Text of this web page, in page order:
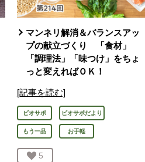
マンネリ解消＆バランスアッ
プの献立づくり 「食材」
「調理法」「味つけ」をちょ
っと変えればＯＫ！
[記事を読む]
ビオサポ ビオサポだより
もう一品 お手軽
お気に入り登録：
5